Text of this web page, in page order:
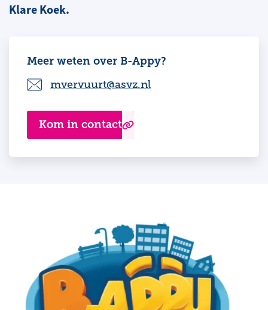
Klare Koek.
Meer weten over B-Appy?
mvervuurt@asvz.nl
Kom in contact